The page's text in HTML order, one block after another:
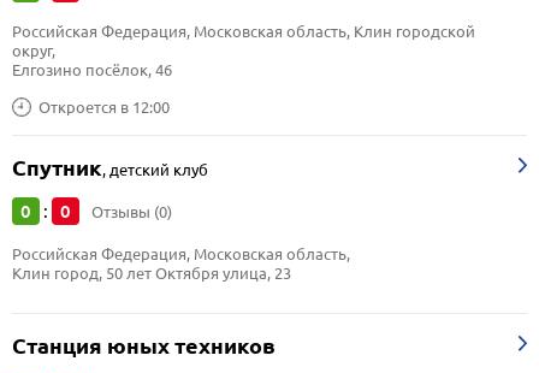
Откроется в 12:00
Российская Федерация, Московская область, Клин городской
округ,
Елгозино посёлок, 46
Спутник, детский клуб
0 : 0 Отзывы (0)
Российская Федерация, Московская область,
Клин город, 50 лет Октября улица, 23
Станция юных техников